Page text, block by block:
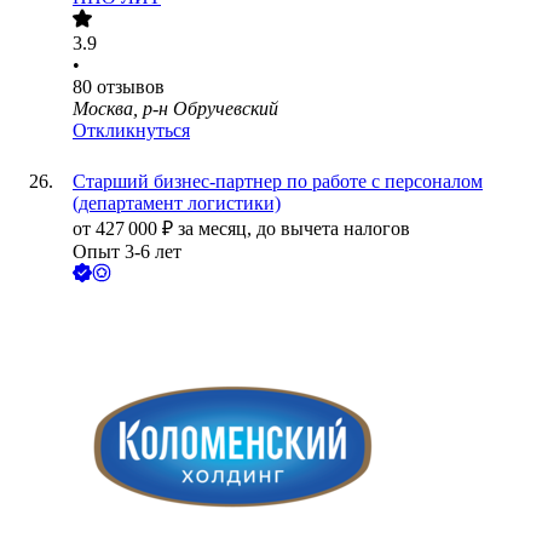
3.9
•
80 отзывов
Москва, р-н Обручевский
Откликнуться
Старший бизнес-партнер по работе с персоналом
(департамент логистики)
от 427 000 ₽ за месяц, до вычета налогов
Опыт 3-6 лет